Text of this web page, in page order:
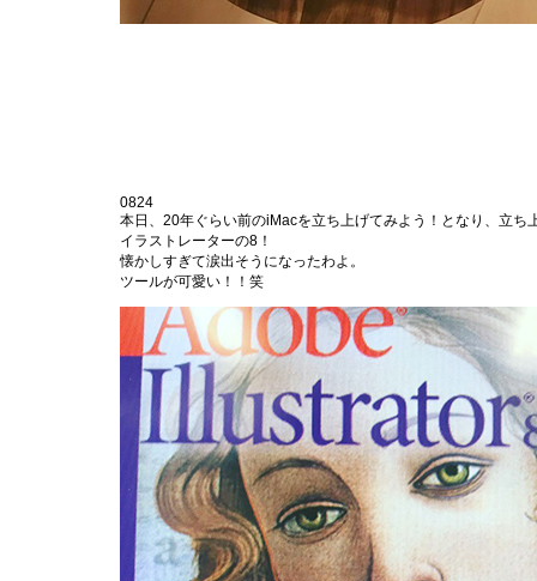
0824
本日、20年ぐらい前のiMacを立ち上げてみよう！となり、立ち
イラストレーターの8！
懐かしすぎて涙出そうになったわよ。
ツールが可愛い！！笑